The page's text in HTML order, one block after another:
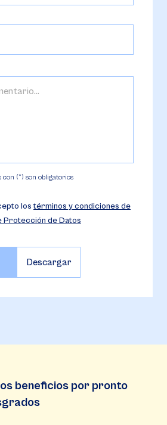
con (*) son obligatorios
lostérminos y condiciones de
Protección de Datos
beneficios por pronto